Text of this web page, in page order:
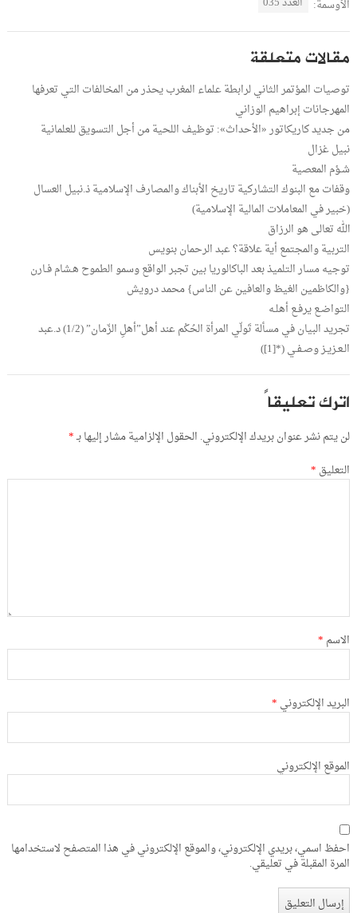
الأوسمة:
مقالات متعلقة
توصيات المؤتمر الثاني لرابطة علماء المغرب يحذر من المخالفات التي تعرفها
المهرجانات إبراهيم الوزاني
من جديد كاريكاتور «الأحداث»: توظيف اللحية من أجل التسويق للعلمانية
نبيل غزال
شـؤم المعصية
وقفات مع البنوك التشاركية تاريخ الأبناك والمصارف الإسلامية ذ.نبيل العسال
(خبير في المعاملات المالية الإسلامية)
الله تعالى هو الرزاق
التربية والمجتمع أية علاقة؟ عبد الرحمان بنويس
توجيه مسار التلميذ بعد الباكالوريا بين تجبر الواقع وسمو الطموح هـشام فـارن
{والكاظمين الغيظ والعافين عن الناس} محمد درويش
التواضـع يرفـع أهلـه
تجريد البيان في مسألة تَولّي المرأة الحُكْم عند أهل”أهلِ الزّمان” (1/2) د.عبد
الـعـزيـز وصـفـي (*[1])
اترك تعليقاً
لن يتم نشر عنوان بريدك الإلكتروني. الحقول الإلزامية مشار إليها بـ*
التعليق *
الاسم *
البريد الإلكتروني *
الموقع الإلكتروني
احفظ اسمي، بريدي الإلكتروني، والموقع الإلكتروني في هذا المتصفح لاستخدامها
المرة المقبلة في تعليقي.